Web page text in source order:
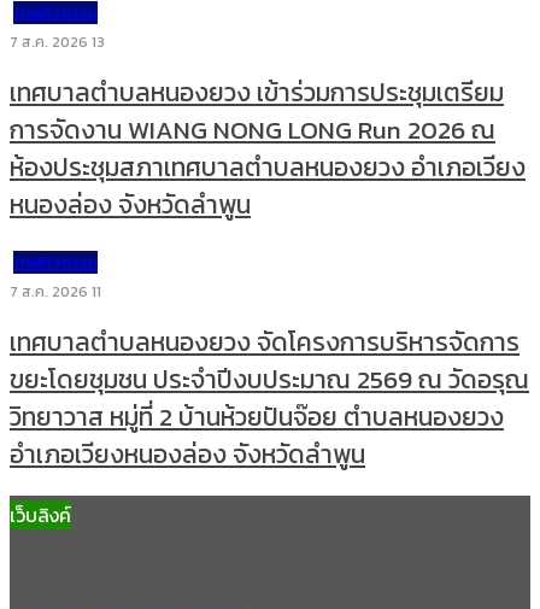
ภาพกิจกรรม
7 ส.ค. 2026 13
เทศบาลตำบลหนองยวง เข้าร่วมการประชุมเตรียม
การจัดงาน WIANG NONG LONG Run 2026 ณ
ห้องประชุมสภาเทศบาลตำบลหนองยวง อำเภอเวียง
หนองล่อง จังหวัดลำพูน
ภาพกิจกรรม
7 ส.ค. 2026 11
เทศบาลตำบลหนองยวง จัดโครงการบริหารจัดการ
ขยะโดยชุมชน ประจำปีงบประมาณ 2569 ณ วัดอรุณ
วิทยาวาส หมู่ที่ 2 บ้านห้วยปันจ๊อย ตำบลหนองยวง
อำเภอเวียงหนองล่อง จังหวัดลำพูน
เว็บลิงค์